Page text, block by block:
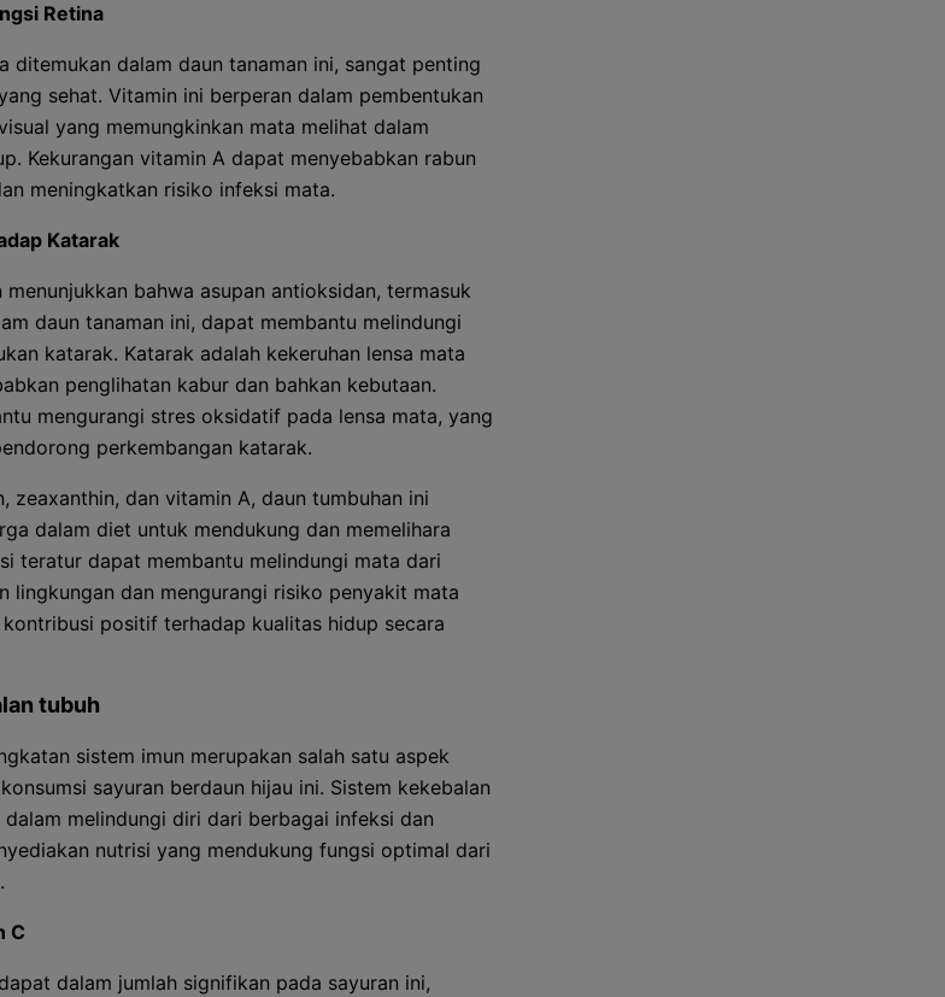
Retina
ditemukan dalam daun tanaman ini, sangat penting
sehat. Vitamin ini berperan dalam pembentukan
yang memungkinkan mata melihat dalam
Kekurangan vitamin A dapat menyebabkan rabun
meningkatkan risiko infeksi mata.
Katarak
menunjukkan bahwa asupan antioksidan, termasuk
daun tanaman ini, dapat membantu melindungi
katarak. Katarak adalah kekeruhan lensa mata
penglihatan kabur dan bahkan kebutaan.
mengurangi stres oksidatif pada lensa mata, yang
perkembangan katarak.
zeaxanthin, dan vitamin A, daun tumbuhan ini
dalam diet untuk mendukung dan memelihara
teratur dapat membantu melindungi mata dari
lingkungan dan mengurangi risiko penyakit mata
positif terhadap kualitas hidup secara
tubuh
sistem imun merupakan salah satu aspek
sayuran berdaun hijau ini. Sistem kekebalan
melindungi diri dari berbagai infeksi dan
nutrisi yang mendukung fungsi optimal dari
C
dalam jumlah signifikan pada sayuran ini,